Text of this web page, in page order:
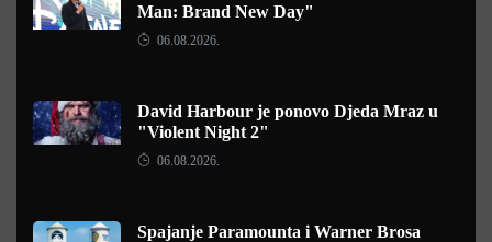
Man: Brand New Day"
06.08.2026.
David Harbour je ponovo Djeda Mraz u
"Violent Night 2"
06.08.2026.
Spajanje Paramounta i Warner Brosa